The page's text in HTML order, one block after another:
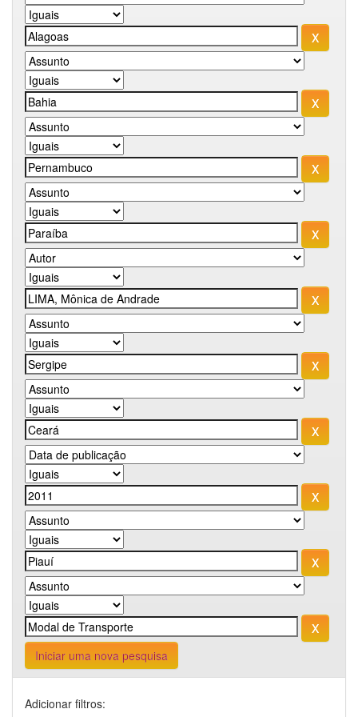
Iniciar uma nova pesquisa
Adicionar filtros: